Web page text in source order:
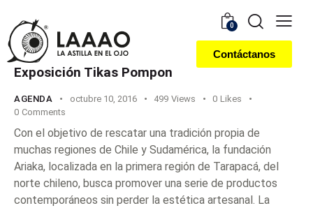
0
Contáctanos
Exposición Tikas Pompon
AGENDA octubre 10, 2016 499 Views 0 Likes
0 Comments
Con el objetivo de rescatar una tradición propia de
muchas regiones de Chile y Sudamérica, la fundación
Ariaka, localizada en la primera región de Tarapacá, del
norte chileno, busca promover una serie de productos
contemporáneos sin perder la estética artesanal. La